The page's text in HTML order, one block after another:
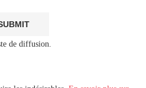
de diffusion.